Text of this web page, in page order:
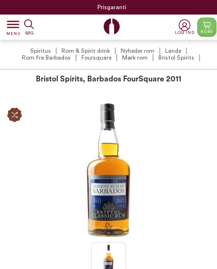
dehaze
MENU SØG LOG IND KURV
Spiritus Rom & Spirit drink Nyheder rom
Lande
Rom fra Barbados
Foursquare Mørk rom Bristol Spirits
Bristol Spirits, Barbados FourSquare 2011